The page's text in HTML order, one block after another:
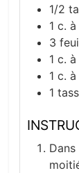
1/2
1 c.
3
1 c.
1 c.
1